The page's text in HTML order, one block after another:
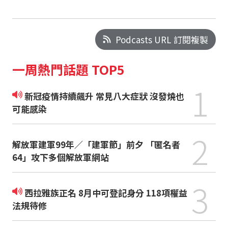
Podcasts URL 訂閱複製
一周熱門話題 TOP5
新冠疫情持續飆升 常見八大症狀 沒發燒也
可能感染
1
解放軍建軍99年／「建軍節」前夕 「匿名者
64」攻下多個解放軍網站
2
西拉雅族正名 8月中可登記身分 118項權益
法規待修
3